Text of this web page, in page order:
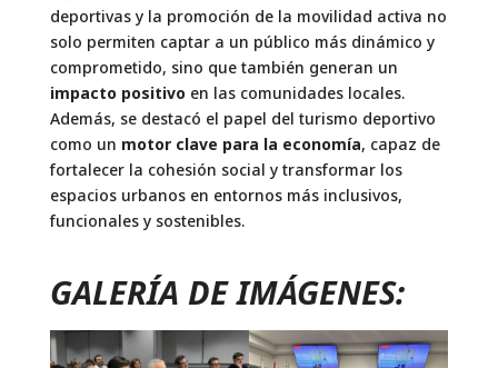
deportivas y la promoción de la movilidad activa no
solo permiten captar a un público más dinámico y
comprometido, sino que también generan un
impacto positivo en las comunidades locales.
Además, se destacó el papel del turismo deportivo
como un motor clave para la economía, capaz de
fortalecer la cohesión social y transformar los
espacios urbanos en entornos más inclusivos,
funcionales y sostenibles.
GALERÍA DE IMÁGENES: